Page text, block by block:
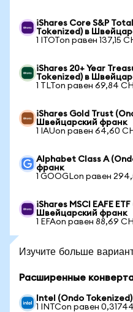
iShares Core S&P
Tokenized) в
1 ITOTon равен 137,15
iShares 20+ Year
Tokenized) в
1 TLTon равен 69,84
iShares Gold Trust
Швейцарский франк
1 IAUon равен 64,60
Alphabet Class A
франк
1 GOOGLon равен
iShares MSCI EAFE
Швейцарский франк
1 EFAon равен 88,69
Изучите больше
Расширенные
Intel (Ondo
1 INTCon равен